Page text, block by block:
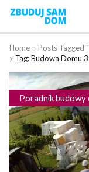
Home
Posts Tagged
Tag: Budowa Domu
Poradnik budowy